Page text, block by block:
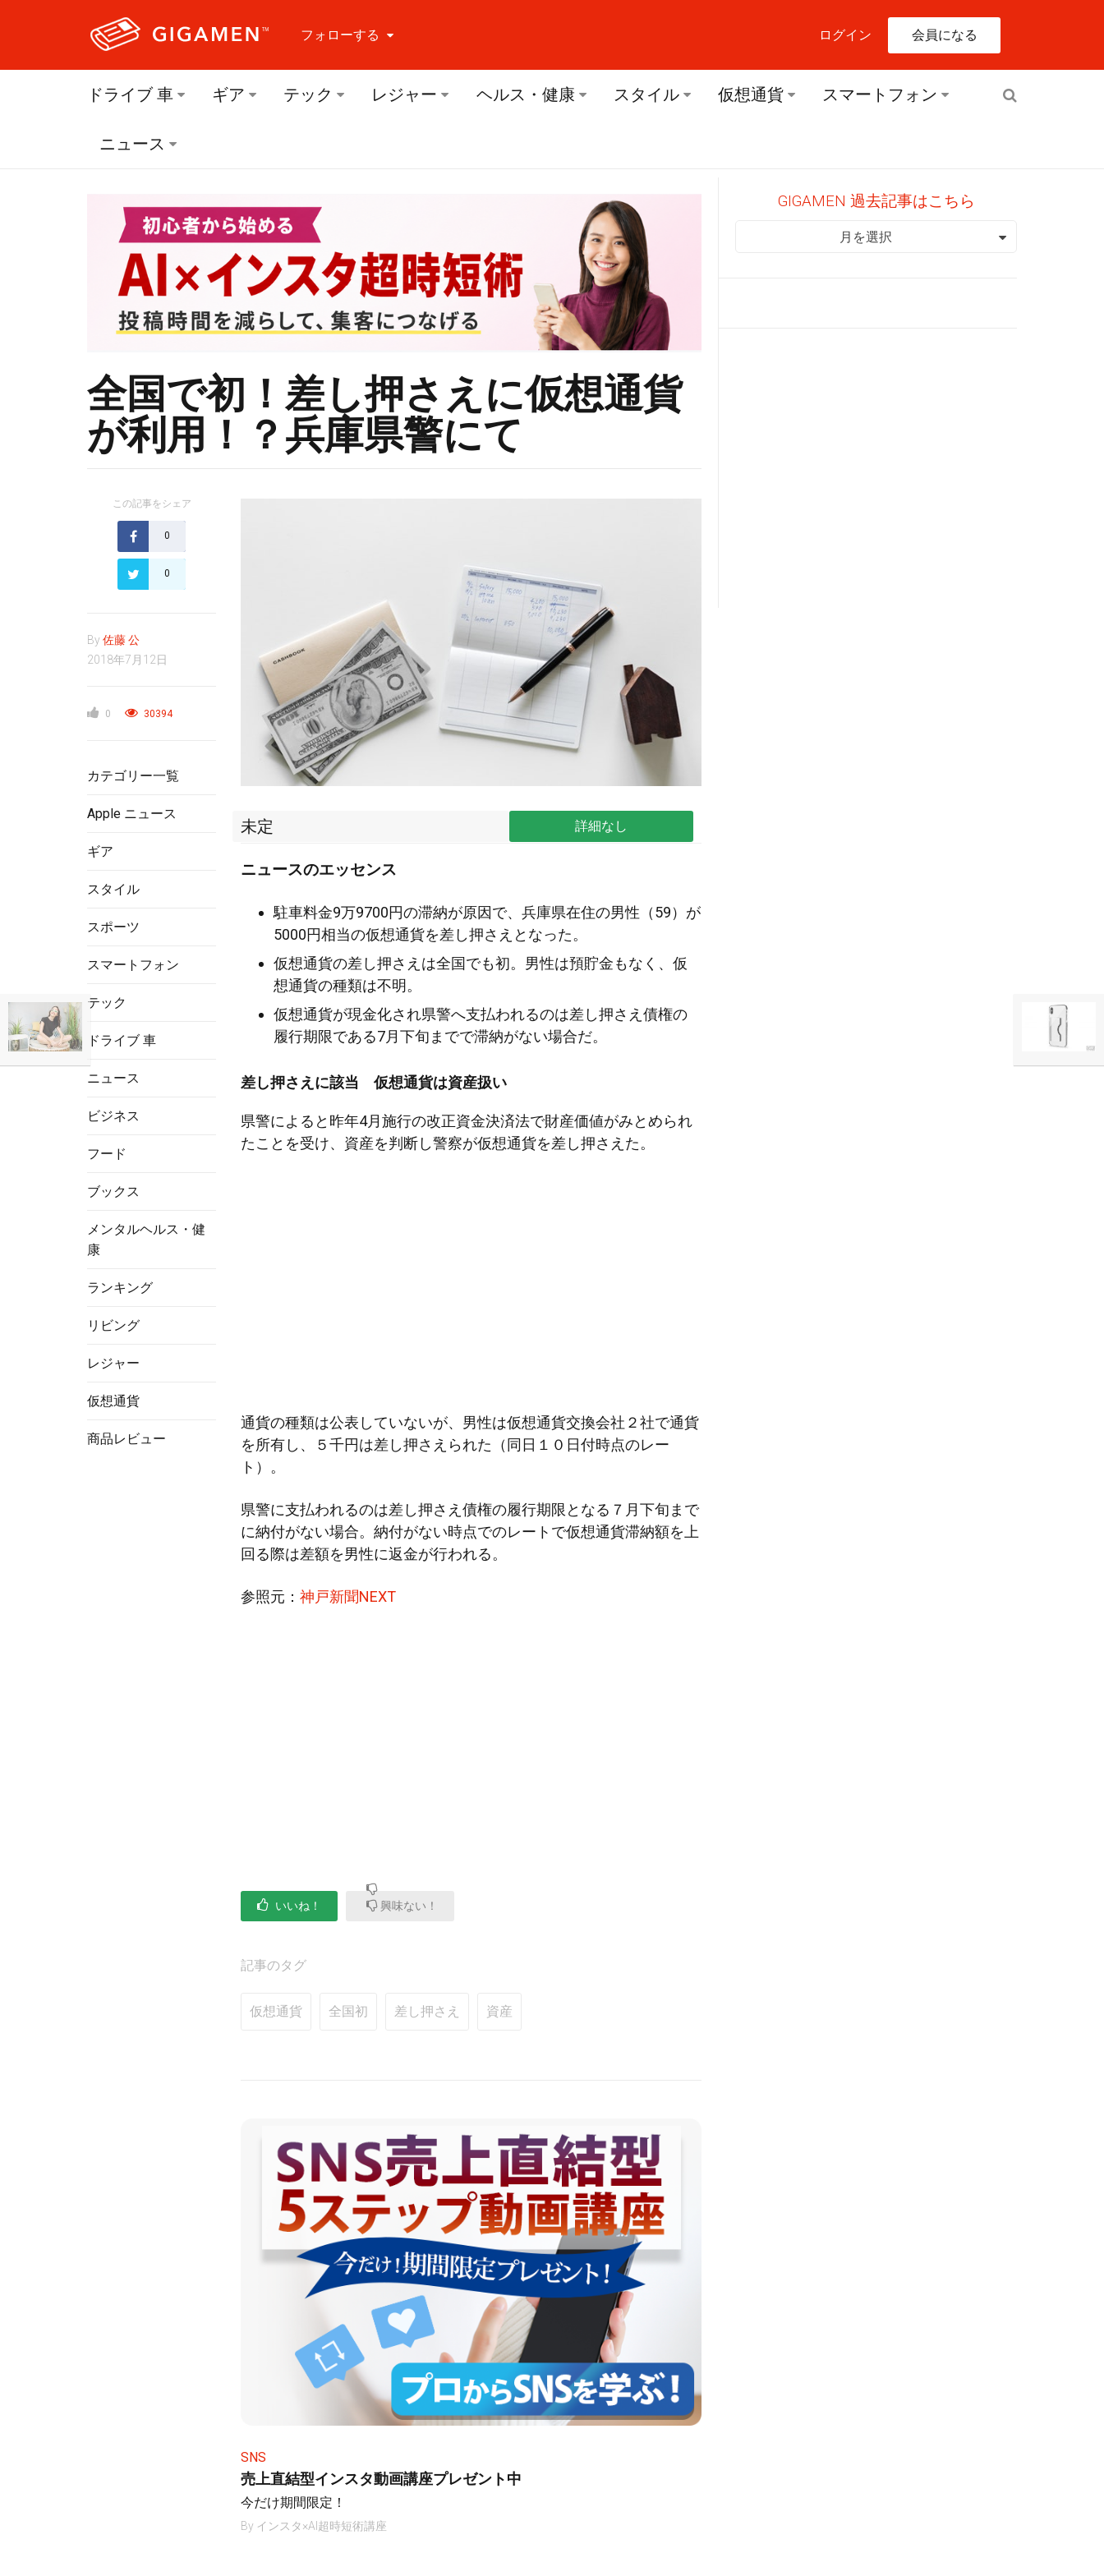
フォローする
フォローする Facebook
ログイン 会員になる
ドライブ 車 ギア テック レジャー ヘルス・健康 スタイル 仮想通貨 スマートフォン
ニュース
全国で初！差し押さえに仮想通貨
が利用！？兵庫県警にて
この記事をシェア
0
0
By 佐藤 公
2018年7月12日
0 30394
カテゴリー一覧
Apple ニュース
ギア
スタイル
スポーツ
スマートフォン
テック
ドライブ 車
ニュース
ビジネス
フード
ブックス
メンタルヘルス・健
康
ランキング
リビング
レジャー
仮想通貨
商品レビュー
未定 詳細なし
ニュースのエッセンス
駐車料金9万9700円の滞納が原因で、兵庫県在住の男性（59）が
5000円相当の仮想通貨を差し押さえとなった。
仮想通貨の差し押さえは全国でも初。男性は預貯金もなく、仮
想通貨の種類は不明。
仮想通貨が現金化され県警へ支払われるのは差し押さえ債権の
履行期限である7月下旬までで滞納がない場合だ。
差し押さえに該当 仮想通貨は資産扱い
県警によると昨年4月施行の改正資金決済法で財産価値がみとめられ
たことを受け、資産を判断し警察が仮想通貨を差し押さえた。
通貨の種類は公表していないが、男性は仮想通貨交換会社２社で通貨
を所有し、５千円は差し押さえられた（同日１０日付時点のレー
ト）。
県警に支払われるのは差し押さえ債権の履行期限となる７月下旬まで
に納付がない場合。納付がない時点でのレートで仮想通貨滞納額を上
回る際は差額を男性に返金が行われる。
参照元： 神戸新聞NEXT
いいね！ 興味ない！
記事のタグ
仮想通貨 全国初 差し押さえ 資産
SNS
売上直結型インスタ動画講座プレゼント中
今だけ期間限定！
By インスタ×AI超時短術講座
GIGAMEN 過去記事はこちら
GIGAMEN 過去記事はこちら
月を選択